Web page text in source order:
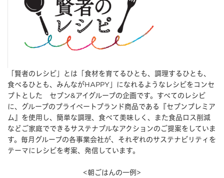
「賢者のレシピ」とは「食材を育てるひとも、調理するひとも、
食べるひとも、みんながHAPPY」になれるようなレシピをコンセ
プトとした セブン&アイグループの企画です。すべてのレシピ
に、グループのプライベートブランド商品である『セブンプレミア
ム』を使用し、簡単な調理、食べて美味しく、また食品ロス削減
などご家庭でできるサステナブルなアクションのご提案をしていま
す。毎月グループの各事業会社が、それぞれのサステナビリティを
テーマにレシピを考案、発信しています。
<朝ごはんの一例>